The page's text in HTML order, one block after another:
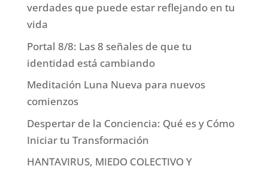
verdades que puede estar reflejando en tu
vida
Portal 8/8: Las 8 señales de que tu
identidad está cambiando
Meditación Luna Nueva para nuevos
comienzos
Despertar de la Conciencia: Qué es y Cómo
Iniciar tu Transformación
HANTAVIRUS, MIEDO COLECTIVO Y